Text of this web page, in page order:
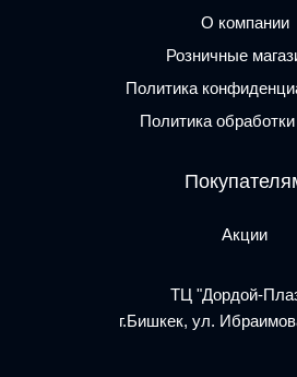
О компании
Розничные
Политика
Политика
Акции
ТЦ "Дордой-
г.Бишкек, ул.